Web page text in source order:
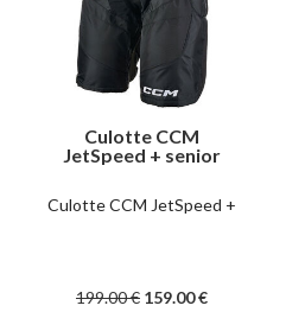
Culotte CCM
JetSpeed + senior
Culotte CCM JetSpeed +
199.00€ 159.00€